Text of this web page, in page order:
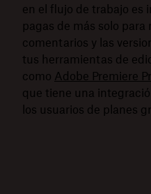
en el flujo de trabajo es
pagas de más solo
comentarios y las
tus herramientas de
como Adobe Premiere
que tiene una
los usuarios de planes